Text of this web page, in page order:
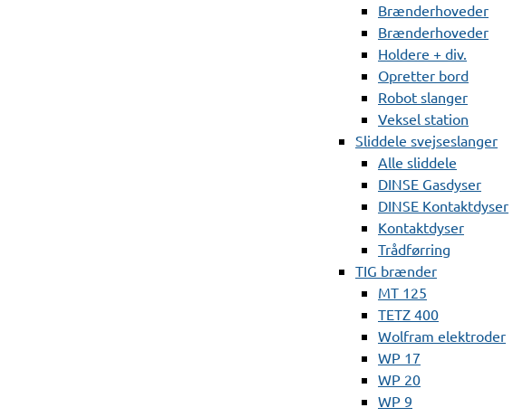
Brænderhoveder
Brænderhoveder
Holdere + div.
Opretter bord
Robot slanger
Veksel station
Sliddele svejseslanger
Alle sliddele
DINSE Gasdyser
DINSE Kontaktdyser
Kontaktdyser
Trådførring
TIG brænder
MT 125
TETZ 400
Wolfram elektroder
WP 17
WP 20
WP 9